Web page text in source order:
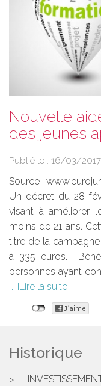
Nouvelle
des jeunes
Publié le : 16/03/2017
Source :
Un décret du 28
visant à améliorer
moins de 21 ans.
titre de la
à 335 euros.
personnes ayant
Lire la suite
Historique